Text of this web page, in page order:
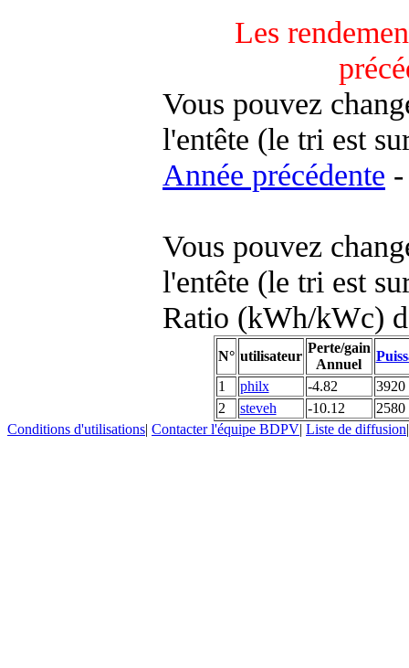
Les
Vous pouvez
l'entête (le tri est
Année précédente
Vous pouvez
l'entête (le tri est
Ratio (kWh/kWc)
N° utilisateur
Perte/gain
Annuel
1
philx -4.82
3920
2
steveh -10.12
2580
Conditions d'utilisations| Contacter l'équipe BDPV| Liste de diffusion